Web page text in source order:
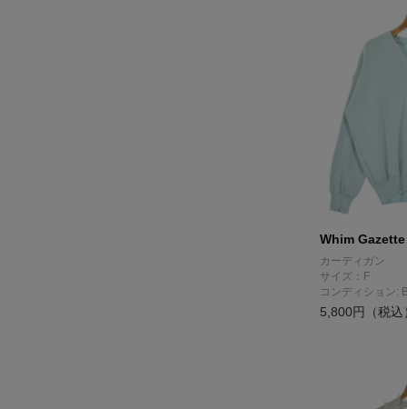
Whim Gazette
カーディガン
サイズ：F
コンディション:
5,800円（税込